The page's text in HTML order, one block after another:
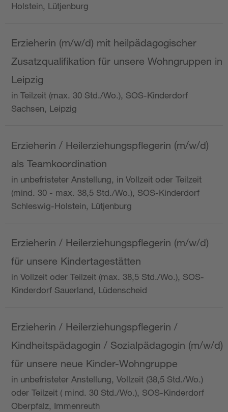
Holstein, Lütjenburg
Erzieherin (m/w/d) mit heilpädagogischer
Zusatzqualifikation für unsere Wohngruppen in
Leipzig
in Teilzeit (max. 30 Std./Wo.), SOS-Kinderdorf
Sachsen, Leipzig
Erzieherin / Heilerziehungspflegerin (m/w/d)
als Teamkoordination
in unbefristeter Anstellung, in Vollzeit oder Teilzeit
(mind. 30 - max. 38,5 Std./Wo.), SOS-Kinderdorf
Schleswig-Holstein, Lütjenburg
Erzieherin / Heilerziehungspflegerin (m/w/d)
für unsere Kindertagestätten
in Vollzeit oder Teilzeit (max. 38,5 Std./Wo.), SOS-
Kinderdorf Sauerland, Lüdenscheid
Erzieherin / Heilerziehungspflegerin /
Kindheitspädagogin / Sozialpädagogin (m/w/d)
für unsere neue Kinder-Wohngruppe
in unbefristeter Anstellung, Vollzeit (38,5 Std./Wo.)
oder Teilzeit ( mind. 30 Std./Wo.), SOS-Kinderdorf
Oberpfalz, Immenreuth